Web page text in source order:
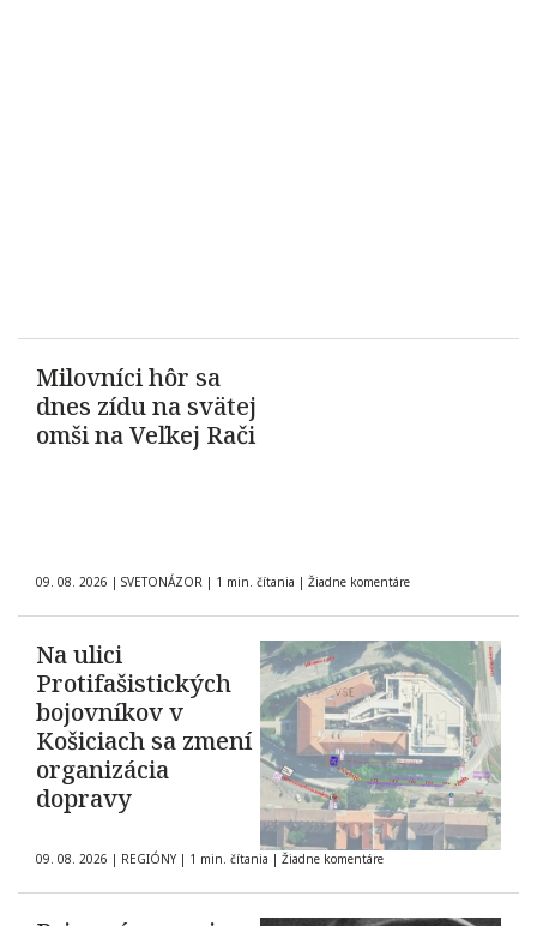
Milovníci hôr sa
dnes zídu na svätej
omši na Veľkej Rači
09. 08. 2026 | SVETONÁZOR | 1 min. čítania | Žiadne komentáre
Na ulici
Protifašistických
bojovníkov v
Košiciach sa zmení
organizácia
dopravy
09. 08. 2026 | REGIÓNY | 1 min. čítania | Žiadne komentáre